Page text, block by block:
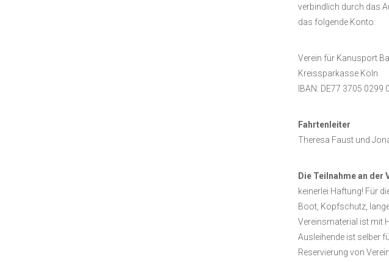
verbindlich durch das
das folgende Konto:
Verein für Kanusport
Kreissparkasse Köln
IBAN: DE77 3705 0299
Fahrtenleiter
Theresa Faust und
Die Teilnahme an
keinerlei Haftung! Für
Boot, Kopfschutz,
Vereinsmaterial ist mit
Ausleihende ist selber
Reservierung von